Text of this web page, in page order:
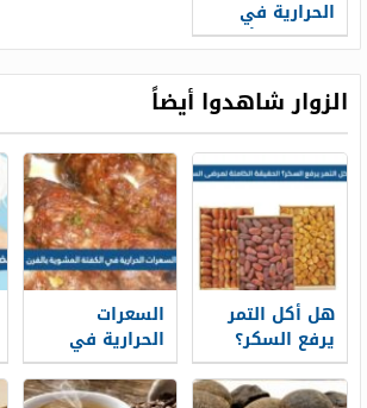
الحرارية في
التوست الأسمر
الزوار شاهدوا أيضاً
هل أكل التمر
يرفع السكر؟
الحقيقة الكاملة
لمرضى السكري
السعرات
الحرارية في
الكفتة المشوية
بالفرن